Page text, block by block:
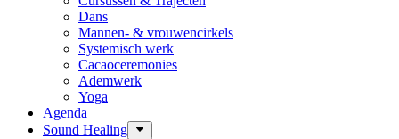
Dans
Mannen- & vrouwencirkels
Systemisch werk
Cacaoceremonies
Ademwerk
Yoga
Agenda
Sound Healing